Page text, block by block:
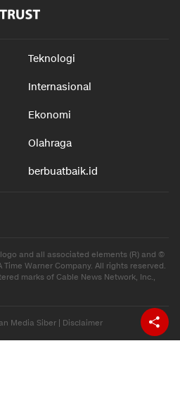
Teknologi
Internasional
Ekonomi
Olahraga
berbuatbaik.id
and all associated elements (R) and ©
Warner Company. All rights reserved.
marks of Cable News Network, Inc.,
Media Siber Disclaimer